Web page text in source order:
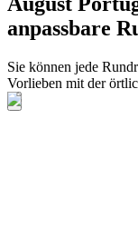
anpassbare
Sie können jede
Vorlieben mit der